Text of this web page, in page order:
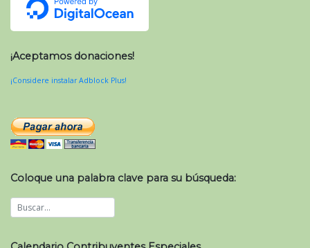
¡Aceptamos donaciones!
¡Considere instalar Adblock Plus!
Coloque una palabra clave para su búsqueda: